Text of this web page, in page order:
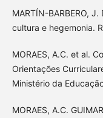
MARTÍN-BARBERO,
cultura e hegemonia.
MORAES, A.C. et al.
Orientações
Ministério da
MORAES, A.C.